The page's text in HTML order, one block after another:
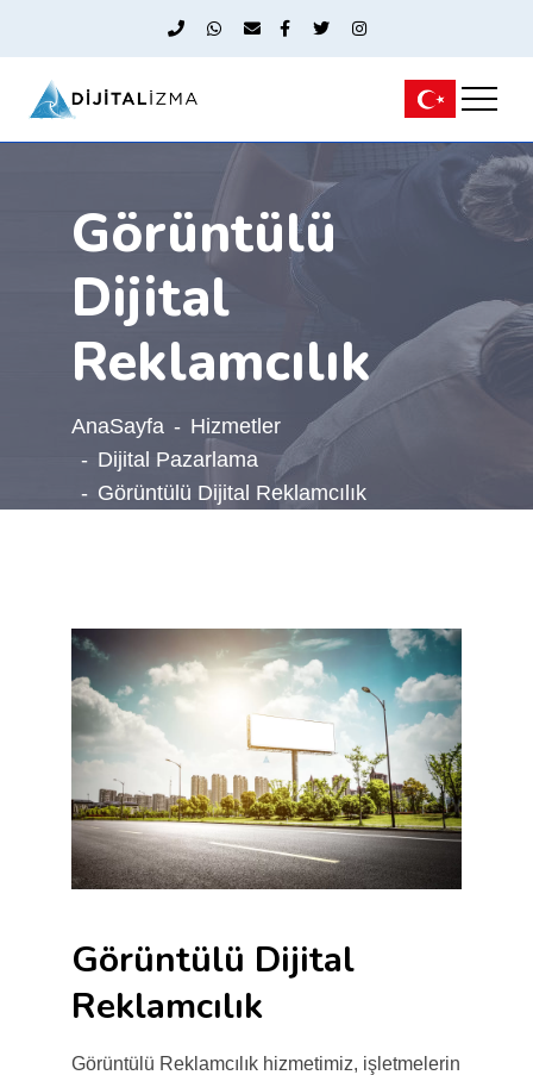
Görüntülü
Dijital
Reklamcılık
AnaSayfa
Hizmetler
Dijital Pazarlama
Görüntülü Dijital Reklamcılık
Görüntülü Dijital
Reklamcılık
Görüntülü Reklamcılık hizmetimiz, işletmelerin